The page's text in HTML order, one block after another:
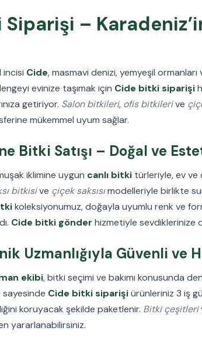
–
incisi Cide, masmavi denizi, yemyeşil
evinize taşımak için Cide bitki siparişi
getiriyor. Salon bitkileri, ofis bitkilerive
mükemmel uyum sağlar.
Bitki Satışı – Doğal ve
iklimine uygun canlı bitki türleriyle, ev ve
bitkisive çiçek saksısımodelleriyle birlikte
koleksiyonumuz, doğayla uyumlu renk ve
Cide bitki gönder hizmetiyle sevdiklerinize
Uzmanlığıyla Güvenli ve
ekibi, bitki seçimi ve bakımı konusunda
sayesinde Cide bitki siparişiürünleriniz 3 iş
koruyacak şekilde paketlenir. Bitki çeşitleri
yararlanabilirsiniz.